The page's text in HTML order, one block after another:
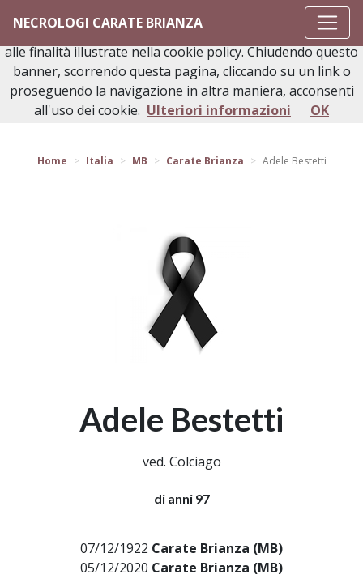
NECROLOGI CARATE BRIANZA
Torna indietro
Home Italia MB Carate Brianza Adele Bestetti
Adele Bestetti
ved. Colciago
di anni 97
07/12/1922 Carate Brianza (MB)
05/12/2020 Carate Brianza (MB)
Questo sito o gli strumenti terzi da questo utilizzati si
avvalgono di cookie necessari al funzionamento ed utili
alle finalità illustrate nella cookie policy. Chiudendo questo
banner, scorrendo questa pagina, cliccando su un link o
proseguendo la navigazione in altra maniera, acconsenti
all'uso dei cookie. Ulteriori informazioni OK